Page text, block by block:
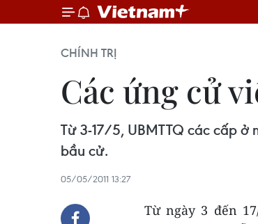
CHÍNH TRỊ
Các ứng cử
Từ 3-17/5, UBMTTQ các cấp
bầu cử.
05/05/2011 13:27
Từ ngày 3 đến